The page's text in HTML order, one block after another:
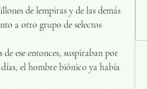
de lempiras y de las demás
a otro grupo de selectos
ese entonces, suspiraban por
el hombre biónico ya había